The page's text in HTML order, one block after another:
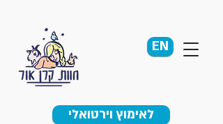
לאימוץ וירטואלי
EN